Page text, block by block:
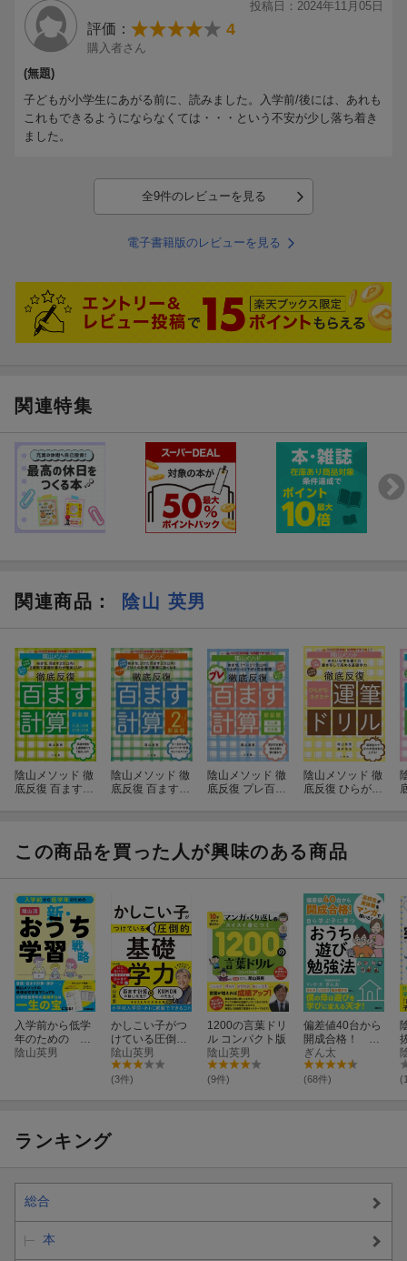
投稿日：2024年11月05日
評価： 4
購入者さん
(無題)
子どもが小学生にあがる前に、読みました。入学前/後には、あれも
これもできるようにならなくては・・・という不安が少し落ち着き
ました。
全9件のレビューを見る
電子書籍版のレビューを見る
関連特集
関連商品 ： 陰山 英男
陰山メソッド 徹
底反復 百ます計
陰山メソッド 徹
底反復 百ます計
陰山メソッド 徹
底反復 プレ百ま
陰山メソッド 徹
底反復 ひらが
この商品を買った人が興味のある商品
入学前から低学
年のための 陰
山流 新・おう
陰山英男
かしこい子がつ
けている圧倒的
基礎学力
隂山英男
(3件)
1200の言葉ドリ
ル コンパクト版
陰山英男
(9件)
偏差値40台から
開成合格！ 自
ら学ぶ子に育
つ おうち遊び
勉強法
ぎん太
(68件)
ランキング
総合
本